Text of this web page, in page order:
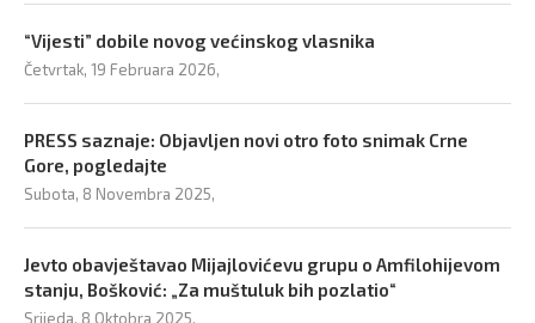
“Vijesti” dobile novog većinskog vlasnika
Četvrtak, 19 Februara 2026,
PRESS saznaje: Objavljen novi otro foto snimak Crne
Gore, pogledajte
Subota, 8 Novembra 2025,
Jevto obavještavao Mijajlovićevu grupu o Amfilohijevom
stanju, Bošković: „Za muštuluk bih pozlatio“
Srijeda, 8 Oktobra 2025,